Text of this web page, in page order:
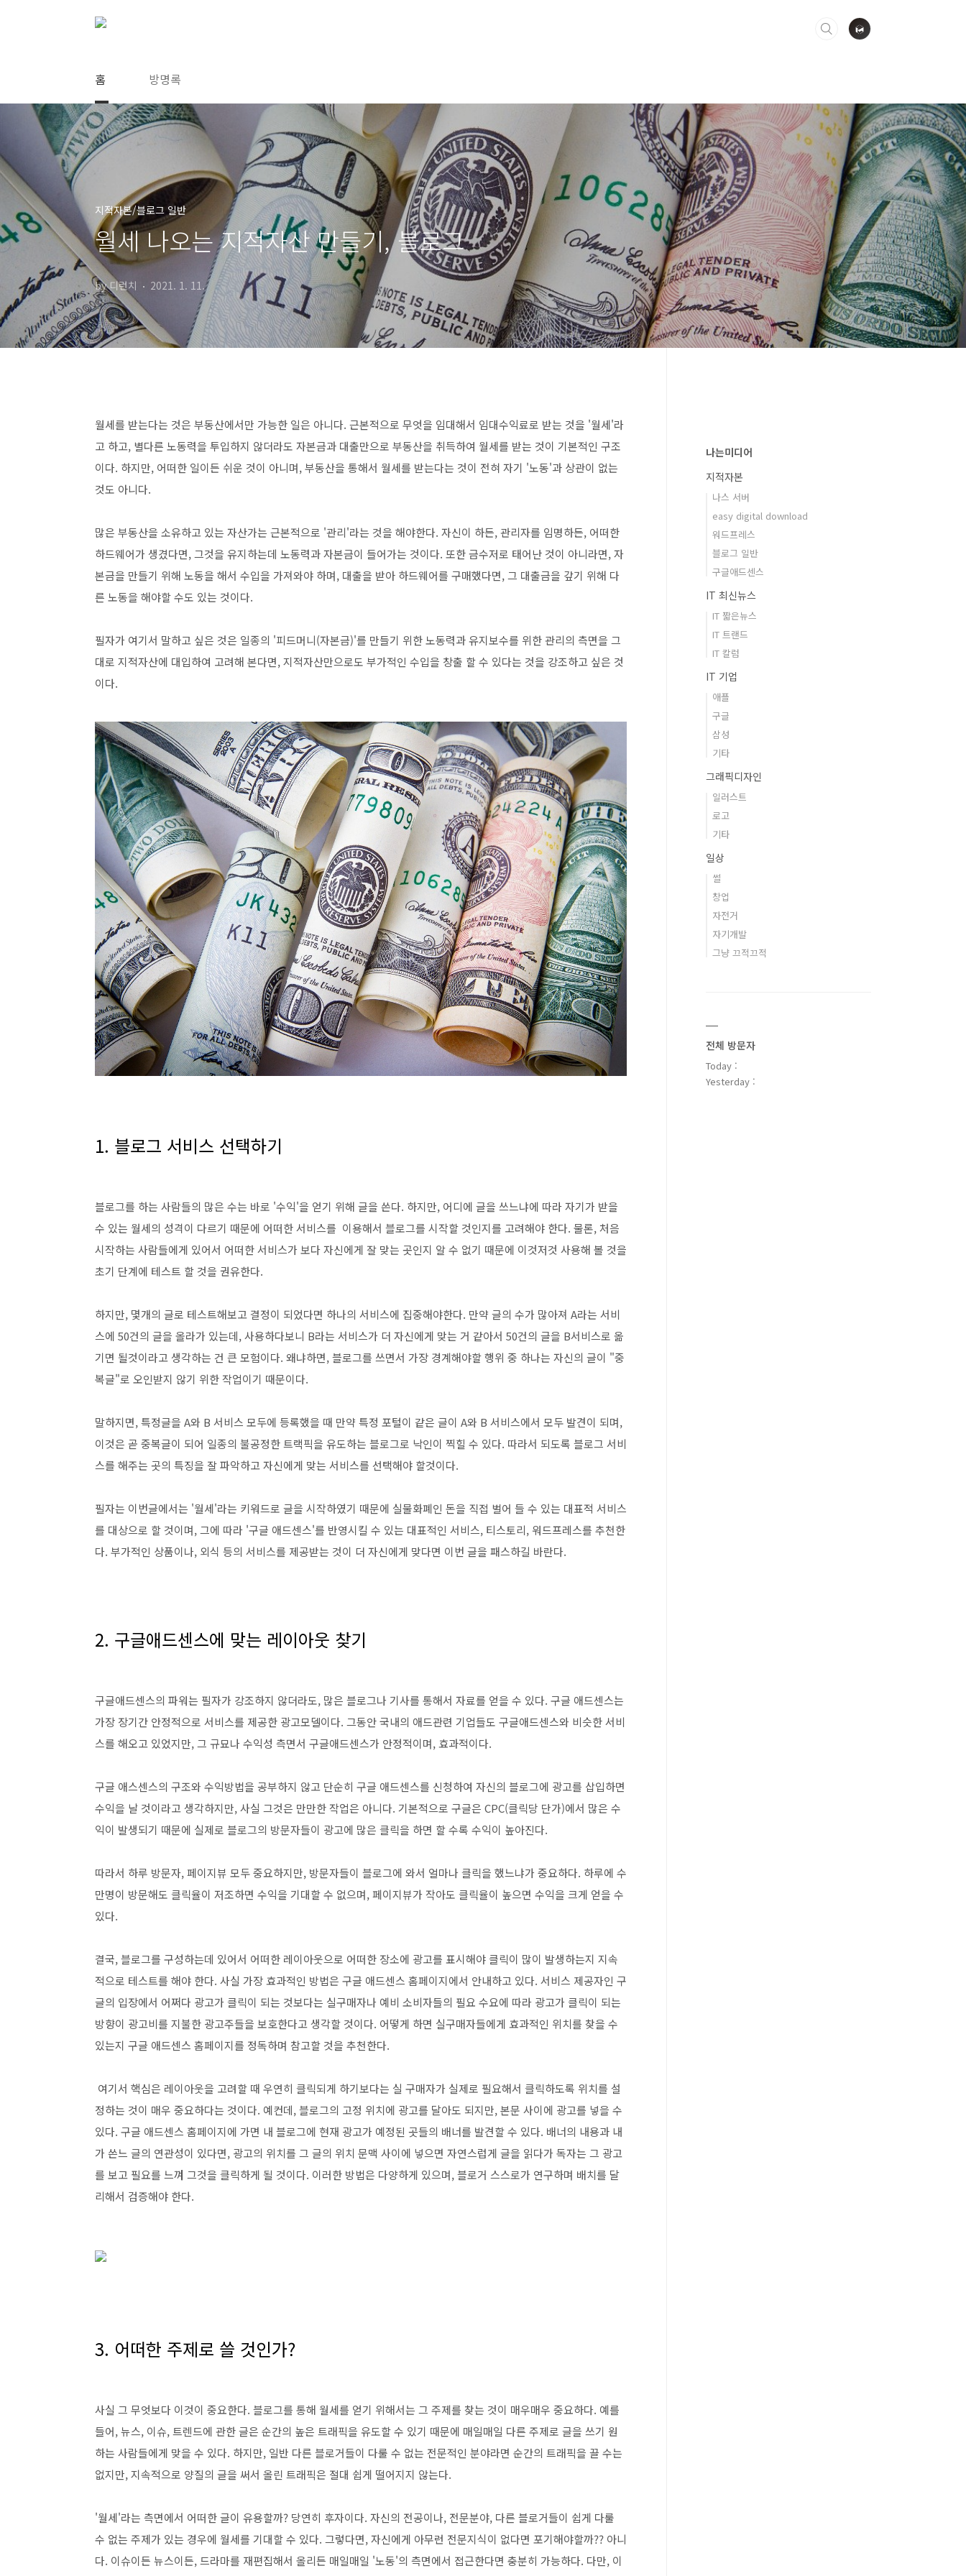
홈 방명록
지적자본/블로그 일반
월세 나오는 지적자산 만들기, 블로그
by 디런치 2021. 1. 11.
월세를 받는다는 것은 부동산에서만 가능한 일은 아니다. 근본적으로 무엇을 임대해서 임대수익료로 받는 것을 '월세'라
고 하고, 별다른 노동력을 투입하지 않더라도 자본금과 대출만으로 부동산을 취득하여 월세를 받는 것이 기본적인 구조
이다. 하지만, 어떠한 일이든 쉬운 것이 아니며, 부동산을 통해서 월세를 받는다는 것이 전혀 자기 '노동'과 상관이 없는
것도 아니다.
많은 부동산을 소유하고 있는 자산가는 근본적으로 '관리'라는 것을 해야한다. 자신이 하든, 관리자를 임명하든, 어떠한
하드웨어가 생겼다면, 그것을 유지하는데 노동력과 자본금이 들어가는 것이다. 또한 금수저로 태어난 것이 아니라면, 자
본금을 만들기 위해 노동을 해서 수입을 가져와야 하며, 대출을 받아 하드웨어를 구매했다면, 그 대출금을 갚기 위해 다
른 노동을 해야할 수도 있는 것이다.
필자가 여기서 말하고 싶은 것은 일종의 '피드머니(자본금)'를 만들기 위한 노동력과 유지보수를 위한 관리의 측면을 그
대로 지적자산에 대입하여 고려해 본다면, 지적자산만으로도 부가적인 수입을 창출 할 수 있다는 것을 강조하고 싶은 것
이다.
1. 블로그 서비스 선택하기
블로그를 하는 사람들의 많은 수는 바로 '수익'을 얻기 위해 글을 쓴다. 하지만, 어디에 글을 쓰느냐에 따라 자기가 받을
수 있는 월세의 성격이 다르기 때문에 어떠한 서비스를 이용해서 블로그를 시작할 것인지를 고려해야 한다. 물론, 처음
시작하는 사람들에게 있어서 어떠한 서비스가 보다 자신에게 잘 맞는 곳인지 알 수 없기 때문에 이것저것 사용해 볼 것을
초기 단계에 테스트 할 것을 권유한다.
하지만, 몇개의 글로 테스트해보고 결정이 되었다면 하나의 서비스에 집중해야한다. 만약 글의 수가 많아져 A라는 서비
스에 50건의 글을 올라가 있는데, 사용하다보니 B라는 서비스가 더 자신에게 맞는 거 같아서 50건의 글을 B서비스로 옮
기면 될것이라고 생각하는 건 큰 모험이다. 왜냐하면, 블로그를 쓰면서 가장 경계해야할 행위 중 하나는 자신의 글이 "중
복글"로 오인받지 않기 위한 작업이기 때문이다.
말하지면, 특정글을 A와 B 서비스 모두에 등록했을 때 만약 특정 포털이 같은 글이 A와 B 서비스에서 모두 발견이 되며,
이것은 곧 중복글이 되어 일종의 불공정한 트랙픽을 유도하는 블로그로 낙인이 찍힐 수 있다. 따라서 되도록 블로그 서비
스를 해주는 곳의 특징을 잘 파악하고 자신에게 맞는 서비스를 선택해야 할것이다.
필자는 이번글에서는 '월세'라는 키워드로 글을 시작하였기 때문에 실물화폐인 돈을 직접 벌어 들 수 있는 대표적 서비스
를 대상으로 할 것이며, 그에 따라 '구글 애드센스'를 반영시킬 수 있는 대표적인 서비스, 티스토리, 워드프레스를 추천한
다. 부가적인 상품이나, 외식 등의 서비스를 제공받는 것이 더 자신에게 맞다면 이번 글을 패스하길 바란다.
2. 구글애드센스에 맞는 레이아웃 찾기
구글애드센스의 파워는 필자가 강조하지 않더라도, 많은 블로그나 기사를 통해서 자료를 얻을 수 있다. 구글 애드센스는
가장 장기간 안정적으로 서비스를 제공한 광고모델이다. 그동안 국내의 애드관련 기업들도 구글애드센스와 비슷한 서비
스를 해오고 있었지만, 그 규묘나 수익성 측면서 구글애드센스가 안정적이며, 효과적이다.
구글 애스센스의 구조와 수익방법을 공부하지 않고 단순히 구글 애드센스를 신청하여 자신의 블로그에 광고를 삽입하면
수익을 날 것이라고 생각하지만, 사실 그것은 만만한 작업은 아니다. 기본적으로 구글은 CPC(클릭당 단가)에서 많은 수
익이 발생되기 때문에 실제로 블로그의 방문자들이 광고에 많은 클릭을 하면 할 수록 수익이 높아진다.
따라서 하루 방문자, 페이지뷰 모두 중요하지만, 방문자들이 블로그에 와서 얼마나 클릭을 했느냐가 중요하다. 하루에 수
만명이 방문해도 클릭율이 저조하면 수익을 기대할 수 없으며, 페이지뷰가 작아도 클릭율이 높으면 수익을 크게 얻을 수
있다.
결국, 블로그를 구성하는데 있어서 어떠한 레이아웃으로 어떠한 장소에 광고를 표시해야 클릭이 많이 발생하는지 지속
적으로 테스트를 해야 한다. 사실 가장 효과적인 방법은 구글 애드센스 홈페이지에서 안내하고 있다. 서비스 제공자인 구
글의 입장에서 어쩌다 광고가 클릭이 되는 것보다는 실구매자나 예비 소비자들의 필요 수요에 따라 광고가 클릭이 되는
방향이 광고비를 지불한 광고주들을 보호한다고 생각할 것이다. 어떻게 하면 실구매자들에게 효과적인 위치를 찾을 수
있는지 구글 애드센스 홈페이지를 정독하며 참고할 것을 추천한다.
여기서 핵심은 레이아웃을 고려할 때 우연히 클릭되게 하기보다는 실 구매자가 실제로 필요해서 클릭하도록 위치를 설
정하는 것이 매우 중요하다는 것이다. 예컨데, 블로그의 고정 위치에 광고를 달아도 되지만, 본문 사이에 광고를 넣을 수
있다. 구글 애드센스 홈페이지에 가면 내 블로그에 현재 광고가 예정된 곳들의 배너를 발견할 수 있다. 배너의 내용과 내
가 쓴느 글의 연관성이 있다면, 광고의 위치를 그 글의 위치 문맥 사이에 넣으면 자연스럽게 글을 읽다가 독자는 그 광고
를 보고 필요를 느껴 그것을 클릭하게 될 것이다. 이러한 방법은 다양하게 있으며, 블로거 스스로가 연구하며 배치를 달
리해서 검증해야 한다.
3. 어떠한 주제로 쓸 것인가?
사실 그 무엇보다 이것이 중요한다. 블로그를 통해 월세를 얻기 위해서는 그 주제를 찾는 것이 매우매우 중요하다. 예를
들어, 뉴스, 이슈, 트렌드에 관한 글은 순간의 높은 트래픽을 유도할 수 있기 때문에 매일매일 다른 주제로 글을 쓰기 원
하는 사람들에게 맞을 수 있다. 하지만, 일반 다른 블로거들이 다룰 수 없는 전문적인 분야라면 순간의 트래픽을 끌 수는
없지만, 지속적으로 양질의 글을 써서 올린 트래픽은 절대 쉽게 떨어지지 않는다.
'월세'라는 측면에서 어떠한 글이 유용할까? 당연히 후자이다. 자신의 전공이나, 전문분야, 다른 블로거들이 쉽게 다룰
수 없는 주제가 있는 경우에 월세를 기대할 수 있다. 그렇다면, 자신에게 아무런 전문지식이 없다면 포기해야할까?? 아니
다. 이슈이든 뉴스이든, 드라마를 재편집해서 올리든 매일매일 '노동'의 측면에서 접근한다면 충분히 가능하다. 다만, 이
나는미디어
지적자본
나스 서버
easy digital download
워드프레스
블로그 일반
구글애드센스
IT 최신뉴스
IT 짧은뉴스
IT 트랜드
IT 칼럼
IT 기업
애플
구글
삼성
기타
그래픽디자인
일러스트
로고
기타
일상
썰
창업
자전거
자기개발
그냥 끄적끄적
전체 방문자
Today :
Yesterday :